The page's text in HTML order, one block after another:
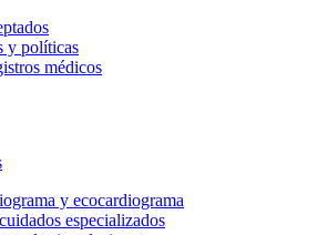
y políticas
médicos
y ecocardiograma
especializados